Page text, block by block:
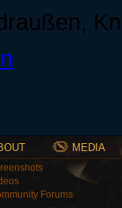
MEDIA
Forums